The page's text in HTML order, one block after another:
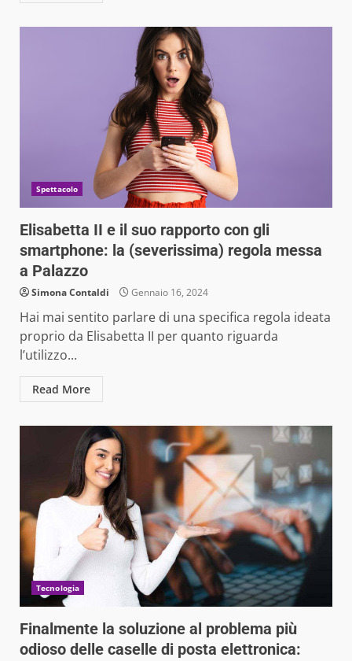
Spettacolo
Elisabetta II e il suo rapporto con gli
smartphone: la (severissima) regola messa
a Palazzo
Simona Contaldi Gennaio 16, 2024
Hai mai sentito parlare di una specifica regola ideata
proprio da Elisabetta II per quanto riguarda
l’utilizzo...
Read More
Tecnologia
Finalmente la soluzione al problema più
odioso delle caselle di posta elettronica: